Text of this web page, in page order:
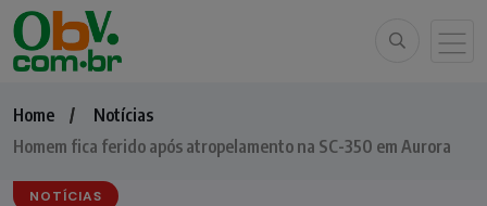
Home
Notícias
Homem fica ferido após atropelamento na SC-350 em Aurora
NOTÍCIAS